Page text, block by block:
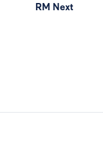
RM Next